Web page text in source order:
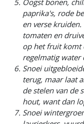
Oogst bonen,
paprika's, rode
en verse
tomaten en
op het fruit komt
regelmatig water
Snoei
terug, maar laat
de stelen van de
hout, want dan
Snoei